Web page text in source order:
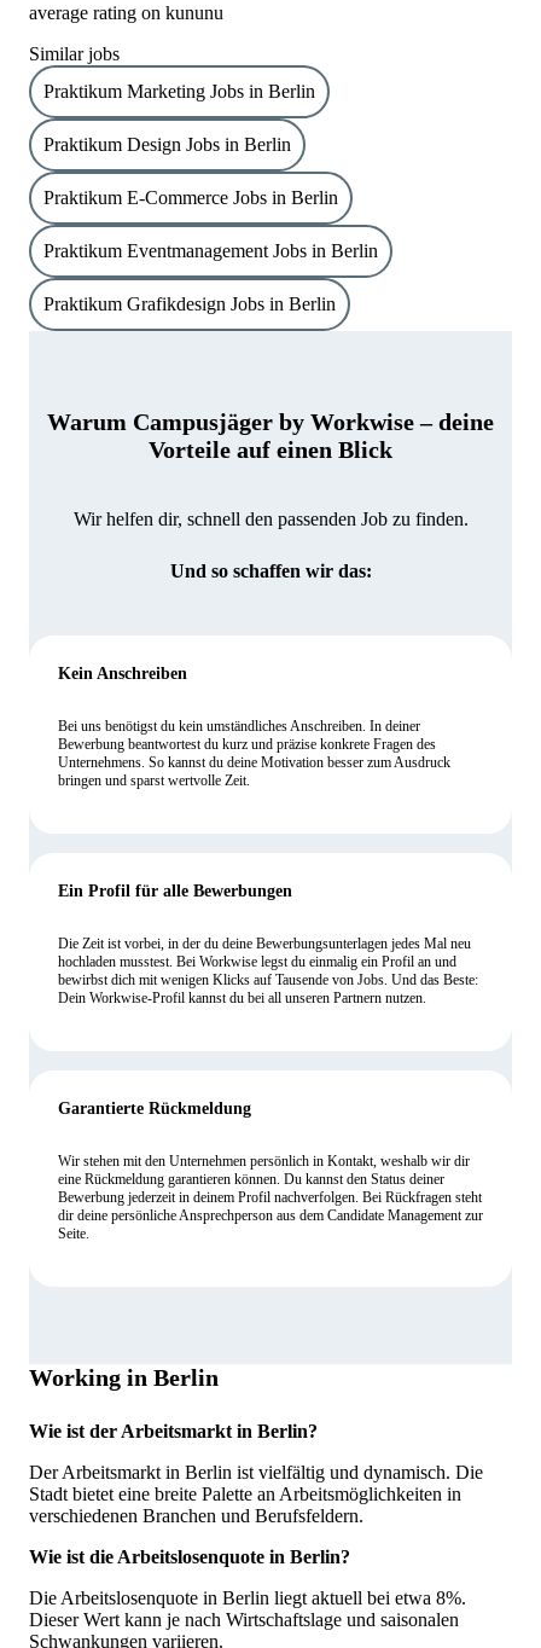
average rating on kununu
Similar jobs
Praktikum Marketing Jobs in Berlin
Praktikum Design Jobs in Berlin
Praktikum E-Commerce Jobs in Berlin
Praktikum Eventmanagement Jobs in Berlin
Praktikum Grafikdesign Jobs in Berlin
Warum Campusjäger by Workwise – deine
Vorteile auf einen Blick
Wir helfen dir, schnell den passenden Job zu finden.
Und so schaffen wir das:
Kein Anschreiben
Bei uns benötigst du kein umständliches Anschreiben. In deiner
Bewerbung beantwortest du kurz und präzise konkrete Fragen des
Unternehmens. So kannst du deine Motivation besser zum Ausdruck
bringen und sparst wertvolle Zeit.
Ein Profil für alle Bewerbungen
Die Zeit ist vorbei, in der du deine Bewerbungsunterlagen jedes Mal neu
hochladen musstest. Bei Workwise legst du einmalig ein Profil an und
bewirbst dich mit wenigen Klicks auf Tausende von Jobs. Und das Beste:
Dein Workwise-Profil kannst du bei all unseren Partnern nutzen.
Garantierte Rückmeldung
Wir stehen mit den Unternehmen persönlich in Kontakt, weshalb wir dir
eine Rückmeldung garantieren können. Du kannst den Status deiner
Bewerbung jederzeit in deinem Profil nachverfolgen. Bei Rückfragen steht
dir deine persönliche Ansprechperson aus dem Candidate Management zur
Seite.
Working in Berlin
Wie ist der Arbeitsmarkt in Berlin?
Der Arbeitsmarkt in Berlin ist vielfältig und dynamisch. Die
Stadt bietet eine breite Palette an Arbeitsmöglichkeiten in
verschiedenen Branchen und Berufsfeldern.
Wie ist die Arbeitslosenquote in Berlin?
Die Arbeitslosenquote in Berlin liegt aktuell bei etwa 8%.
Dieser Wert kann je nach Wirtschaftslage und saisonalen
Schwankungen variieren.